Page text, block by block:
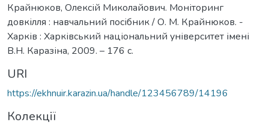
Крайнюков, Олексій Миколайович. Моніторинг
довкілля : навчальний посібник / О. М. Крайнюков. -
Харків : Харківський національний університет імені
В.Н. Каразіна, 2009. – 176 с.
URI
https://ekhnuir.karazin.ua/handle/123456789/14196
Колекції